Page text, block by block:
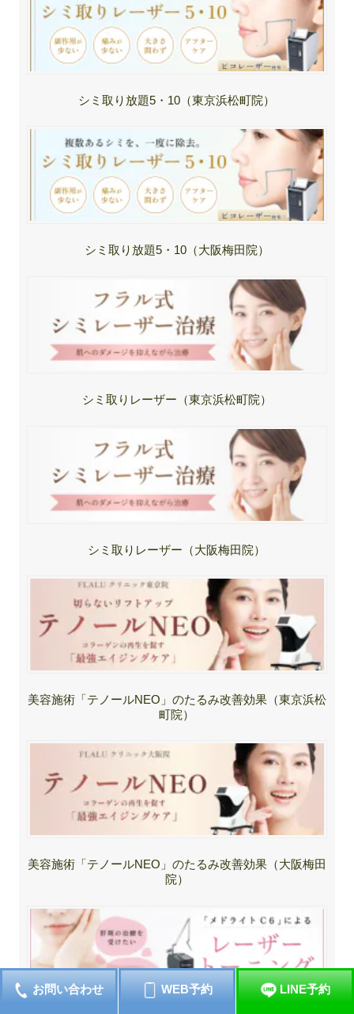
シミ取り放題5・10（東京浜松町院）
シミ取り放題5・10（大阪梅田院）
シミ取りレーザー（東京浜松町院）
シミ取りレーザー（大阪梅田院）
美容施術「テノールNEO」のたるみ改善効果（東京浜松
町院）
美容施術「テノールNEO」のたるみ改善効果（大阪梅田
院）
お問い合わせ WEB予約 LINE予約